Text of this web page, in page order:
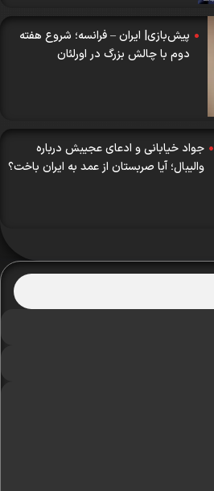
پیش‌بازی| ایران – فرانسه؛ شروع هفته
دوم با چالش بزرگ در اورلئان
جواد خیابانی و ادعای عجیبش درباره
والیبال؛ آیا صربستان از عمد به ایران باخت؟